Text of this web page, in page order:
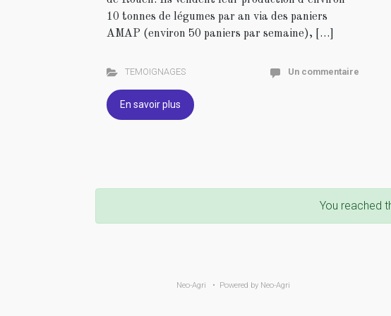
10 tonnes de légumes par an via des paniers
AMAP (environ 50 paniers par semaine), […]
TEMOIGNAGES Un commentaire
En savoir plus
You reached
Neo-Agri • Powered by Neo-Agri